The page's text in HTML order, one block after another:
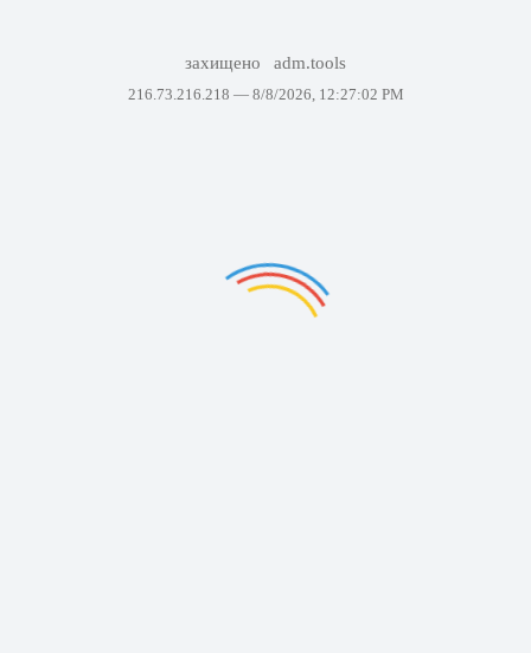
захищено adm.tools
216.73.216.218 — 8/8/2026, 12:27:02 PM